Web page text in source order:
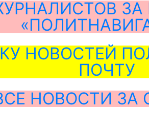
НОВОСТЕЙ
ПОЧТУ
НОВОСТИ ЗА